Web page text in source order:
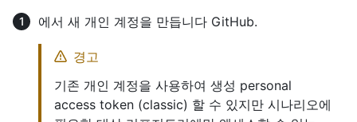
에서 새 개인 계정을 만듭니다 GitHub.
경고
기존 개인 계정을 사용하여 생성 personal
access token (classic) 할 수 있지만 시나리오에